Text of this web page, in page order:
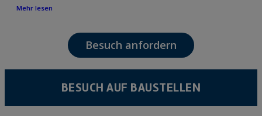
following: attention to your referred request, complaint or question, established
The data in our files are strictly confidential and shall be treated with the utmost
confidentiality and shall comply with all the requirements provided for the General
Data Protection Regulation (GDPR) 2016.
encrypted. Should these details be sent, it is done so under your sole responsibility.
and opposition under the provisions of the General Data Protection Regulation
Mehr lesen
Besuch anfordern
BESUCH AUF BAUSTELLEN